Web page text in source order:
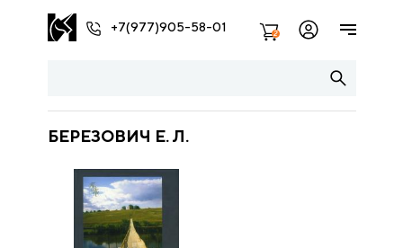
+7(977)905-58-01 2
БЕРЕЗОВИЧ Е. Л.